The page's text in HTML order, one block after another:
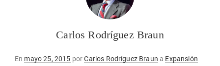
Carlos Rodríguez Braun
En Publicado
mayo 25, 2015 porCarlos Rodríguez Braun a Expansión